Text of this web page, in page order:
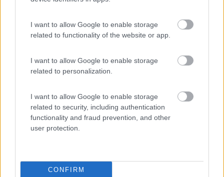
I want to allow Google to enable storage
related to functionality of the website or app.
I want to allow Google to enable storage
related to personalization.
I want to allow Google to enable storage
related to security, including authentication
functionality and fraud prevention, and other
user protection.
CONFIRM
Dash
Inserito il 28/09/2018 alle: 07:30:49
In risposta al messaggio dimarinox
sul MIO daily ho colorato di nero il mozzo posteriore ,poi con il bianco le
scritte iveco daily e infine i copri bulloni cromati x tutte le ruote , x me è
più che sufficiente . carlo
a mente la sicurezza, volevo evitare che quella parte,
stranamente tenuta grezza di fabbrica, avesse una